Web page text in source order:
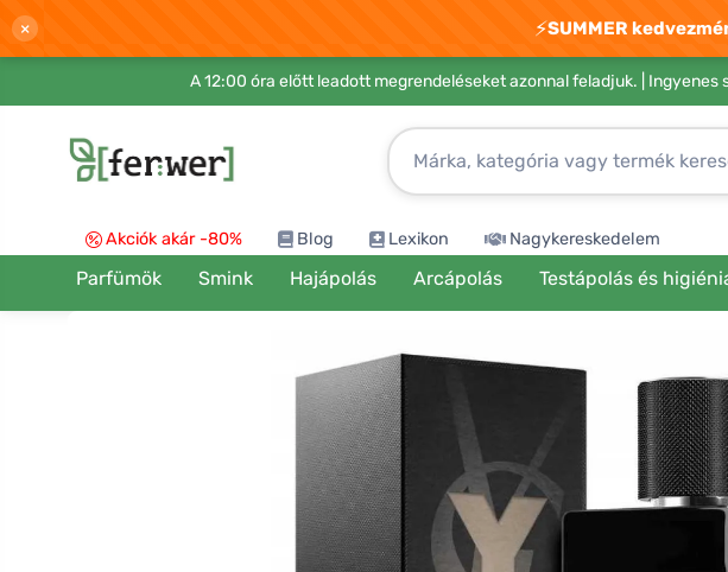
× ⚡SUMMER
A 12:00 óra előtt leadott megrendeléseket azonnal feladjuk. | Ingyenes
Akciók akár -80% Blog Lexikon Nagykereskedelem
Parfümök Smink Hajápolás Arcápolás Testápolás és